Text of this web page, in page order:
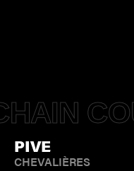
PIVE
CHEVALIÈRES